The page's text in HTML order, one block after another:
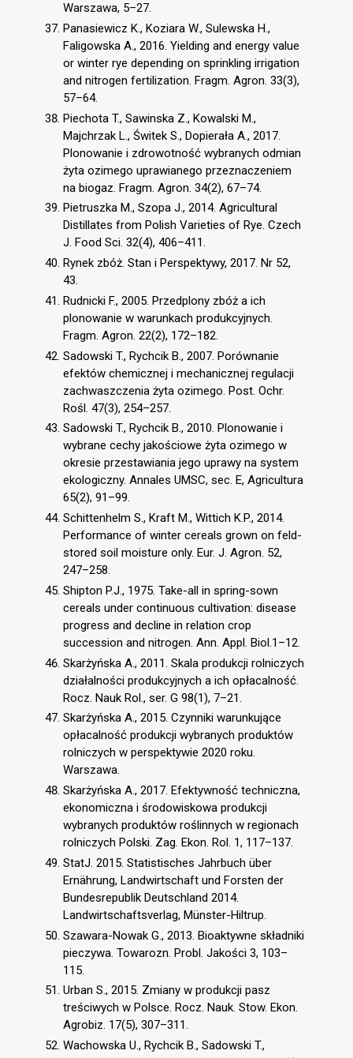
Warszawa, 5–27.
Panasiewicz K., Koziara W., Sulewska H.,
Faligowska A., 2016. Yielding and energy value
or winter rye depending on sprinkling irrigation
and nitrogen fertilization. Fragm. Agron. 33(3),
57–64.
Piechota T., Sawinska Z., Kowalski M.,
Majchrzak L., Świtek S., Dopierała A., 2017.
Plonowanie i zdrowotność wybranych odmian
żyta ozimego uprawianego przeznaczeniem
na biogaz. Fragm. Agron. 34(2), 67–74.
Pietruszka M., Szopa J., 2014. Agricultural
Distillates from Polish Varieties of Rye. Czech
J. Food Sci. 32(4), 406–411.
Rynek zbóż. Stan i Perspektywy, 2017. Nr 52,
43.
Rudnicki F., 2005. Przedplony zbóż a ich
plonowanie w warunkach produkcyjnych.
Fragm. Agron. 22(2), 172–182.
Sadowski T., Rychcik B., 2007. Porównanie
efektów chemicznej i mechanicznej regulacji
zachwaszczenia żyta ozimego. Post. Ochr.
Rośl. 47(3), 254–257.
Sadowski T., Rychcik B., 2010. Plonowanie i
wybrane cechy jakościowe żyta ozimego w
okresie przestawiania jego uprawy na system
ekologiczny. Annales UMSC, sec. E, Agricultura
65(2), 91–99.
Schittenhelm S., Kraft M., Wittich K.P., 2014.
Performance of winter cereals grown on feld-
stored soil moisture only. Eur. J. Agron. 52,
247–258.
Shipton P.J., 1975. Take-all in spring-sown
cereals under continuous cultivation: disease
progress and decline in relation crop
succession and nitrogen. Ann. Appl. Biol.1–12.
Skarżyńska A., 2011. Skala produkcji rolniczych
działalności produkcyjnych a ich opłacalność.
Rocz. Nauk Rol., ser. G 98(1), 7–21.
Skarżyńska A., 2015. Czynniki warunkujące
opłacalność produkcji wybranych produktów
rolniczych w perspektywie 2020 roku.
Warszawa.
Skarżyńska A., 2017. Efektywność techniczna,
ekonomiczna i środowiskowa produkcji
wybranych produktów roślinnych w regionach
rolniczych Polski. Zag. Ekon. Rol. 1, 117–137.
StatJ. 2015. Statistisches Jahrbuch über
Ernährung, Landwirtschaft und Forsten der
Bundesrepublik Deutschland 2014.
Landwirtschaftsverlag, Münster-Hiltrup.
Szawara-Nowak G., 2013. Bioaktywne składniki
pieczywa. Towarozn. Probl. Jakości 3, 103–
115.
Urban S., 2015. Zmiany w produkcji pasz
treściwych w Polsce. Rocz. Nauk. Stow. Ekon.
Agrobiz. 17(5), 307–311.
Wachowska U., Rychcik B., Sadowski T.,